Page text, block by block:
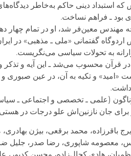
استبداد دینی حاکم به‌خاطر
بود ـ فراهم نساخت.
مهندس معین‌فر شد، او در تمام چهار
گفتمانی «ملی ـ مذهبی» در ایران
به تحولات سیاسی می‌نگریست.
قرآن محسوب می‌شد ـ این آیه و تذکر
«امید» و تکیه به آن، در عین
داشت.
(علمی ـ تخصصی و اجتماعی ـ
برای جان نازنین‌اش علو درجات در
باقرزاده، محمد برقعی، بیژن
معصومه شاپوری، رضا صدر، جلیل